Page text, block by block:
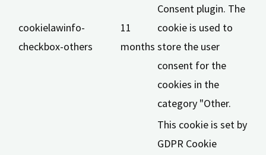
cookielawinfo-
checkbox-others
11
months
Consent plugin. The
cookie is used to
store the user
consent for the
cookies in the
category "Other.
This cookie is set by
GDPR Cookie